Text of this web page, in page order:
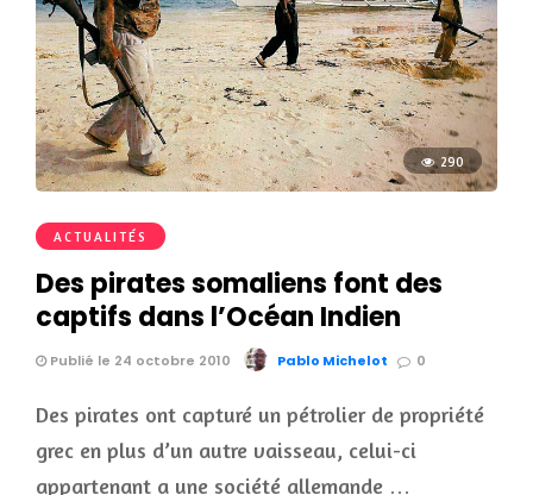
290
ACTUALITÉS
Des pirates somaliens font des
captifs dans l’Océan Indien
Publié le 24 octobre 2010 Pablo Michelot 0
Des pirates ont capturé un pétrolier de propriété
grec en plus d’un autre vaisseau, celui-ci
appartenant a une société allemande …